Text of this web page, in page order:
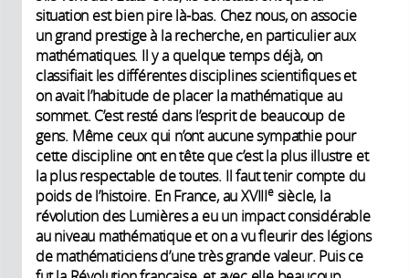
situation est bien pire là-bas. Chez nous, on associe
un grand prestige à la recherche, en particulier aux
mathématiques. Il y a quelque temps déjà, on
classifiait les différentes disciplines scientifiques et
on avait l’habitude de placer la mathématique au
sommet. C’est resté dans l’esprit de beaucoup de
gens. Même ceux qui n’ont aucune sympathie pour
cette discipline ont en tête que c’est la plus illustre et
la plus respectable de toutes. Il faut tenir compte du
poids de l’histoire. En France, au XVIIIesiècle, la
révolution des Lumières a eu un impact considérable
au niveau mathématique et on a vu fleurir des légions
de mathématiciens d’une très grande valeur. Puis ce